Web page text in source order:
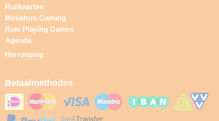
Ruilkaarten
Miniature Gaming
Role Playing Games
Agenda
Herroeping
Betaalmethodes